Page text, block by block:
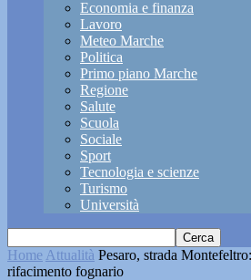
Economia e finanza
Lavoro
Meteo Marche
Politica
Primo piano Marche
Regione
Salute
Scuola
Sociale
Sport
Tecnologia e scienze
Turismo
Università
Home Attualità Pesaro, strada
rifacimento fognario